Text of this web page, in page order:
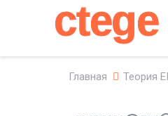
ctege
Главная Теория